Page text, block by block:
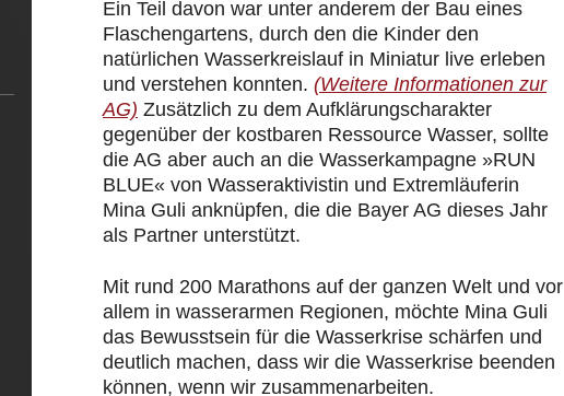
Ein Teil davon war unter anderem der Bau eines
Flaschengartens, durch den die Kinder den
natürlichen Wasserkreislauf in Miniatur live erleben
und verstehen konnten. (Weitere Informationen zur
AG) Zusätzlich zu dem Aufklärungscharakter
gegenüber der kostbaren Ressource Wasser, sollte
die AG aber auch an die Wasserkampagne »RUN
BLUE« von Wasseraktivistin und Extremläuferin
Mina Guli anknüpfen, die die Bayer AG dieses Jahr
als Partner unterstützt.
Mit rund 200 Marathons auf der ganzen Welt und vor
allem in wasserarmen Regionen, möchte Mina Guli
das Bewusstsein für die Wasserkrise schärfen und
deutlich machen, dass wir die Wasserkrise beenden
können, wenn wir zusammenarbeiten.